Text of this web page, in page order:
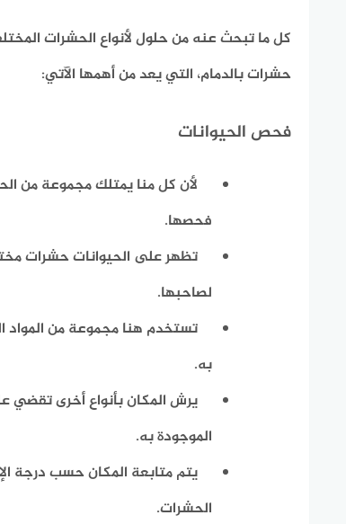
كل ما تبحث عنه من حلول لأنواع الحشرات
حشرات بالدمام، التي يعد من أهمها الآتي:
فحص الحيوانات
لأن كل منا يمتلك مجموعة من
فحصها.
تظهر على الحيوانات حشرات
لصاحبها.
تستخدم هنا مجموعة من المواد
به.
يرش المكان بأنواع أخرى تقضي
الموجودة به.
يتم متابعة المكان حسب درجة
الحشرات.